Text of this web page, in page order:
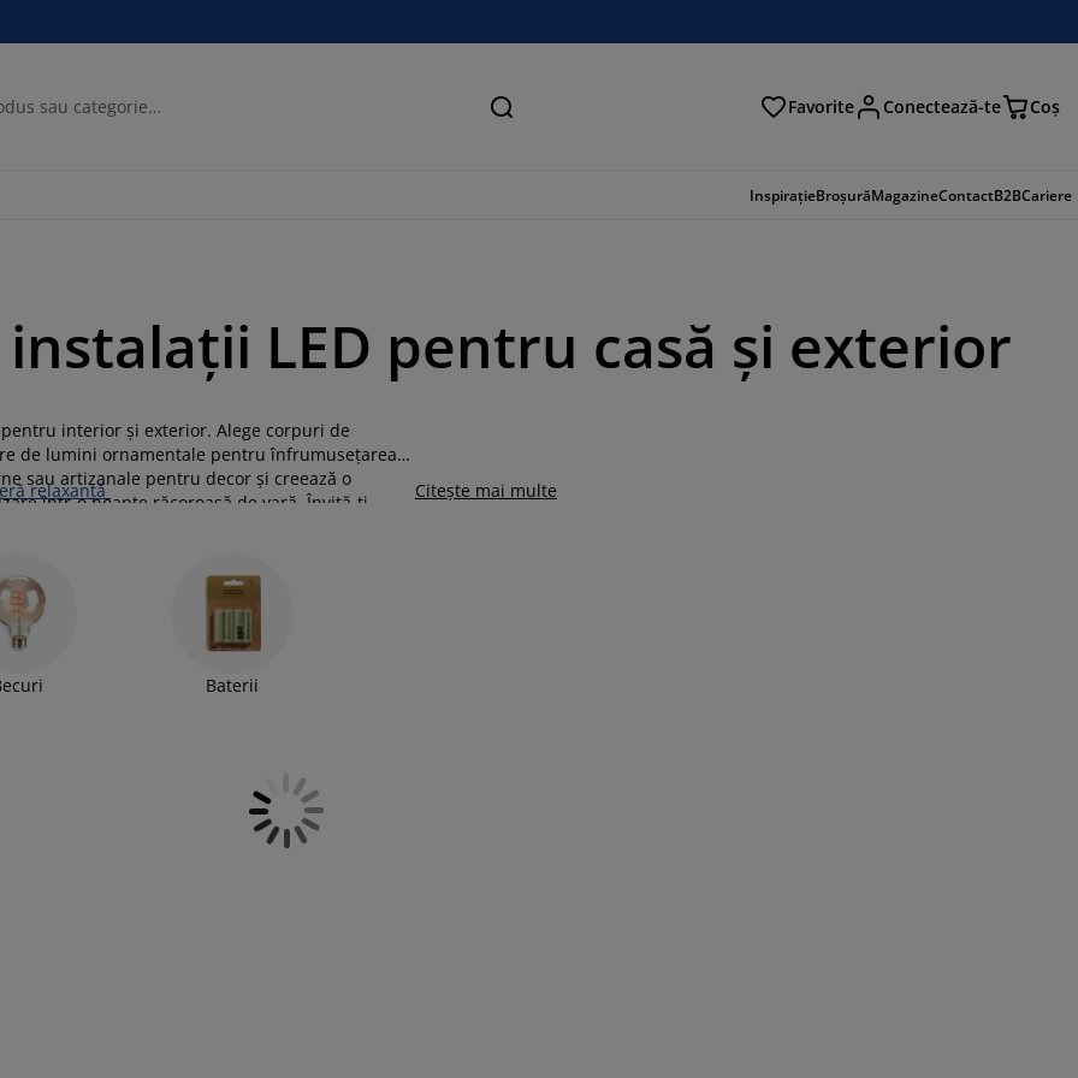
Căutare Favorite Conectează-te Coş
InspirațieBroșurăMagazineContactB2BCariere
LED pentru casă și exterior
interior și exterior. Alege corpuri de
de lumini ornamentale pentru înfrumusețarea
sau artizanale pentru decor și creează o
într-o noapte răcoroasă de vară. Învită-ți
de lumini decorative.
relaxantă Citește mai multe
Baterii